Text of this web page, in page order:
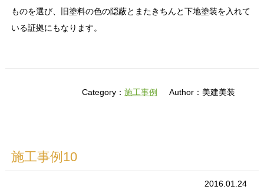
ものを選び、旧塗料の色の隠蔽とまたきちんと下地塗装を入れて
いる証拠にもなります。
Category：施工事例 Author：美建美装
施工事例10
2016.01.24